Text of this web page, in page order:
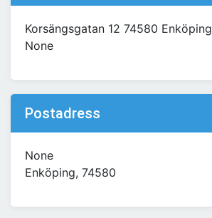
Korsängsgatan 12 74580 Enköping
None
Postadress
None
Enköping, 74580